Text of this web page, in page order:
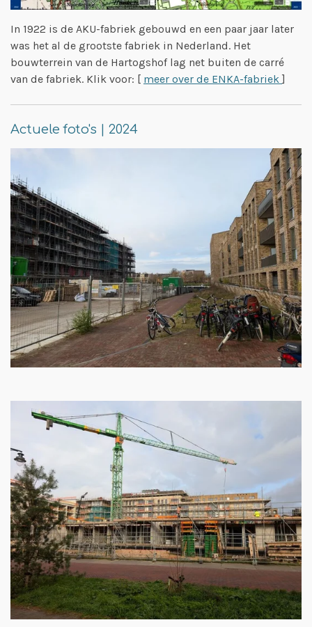
In 1922 is de AKU-fabriek gebouwd en een paar jaar later
was het al de grootste fabriek in Nederland. Het
bouwterrein van de Hartogshof lag net buiten de carré
van de fabriek. Klik voor: [ meer over de ENKA-fabriek ]
Actuele foto's | 2024